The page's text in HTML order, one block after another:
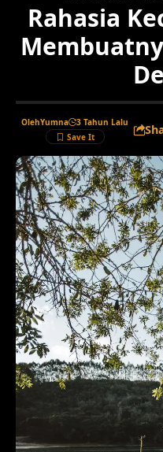
Rahasia
OlehYumna 3 Tahun Lalu